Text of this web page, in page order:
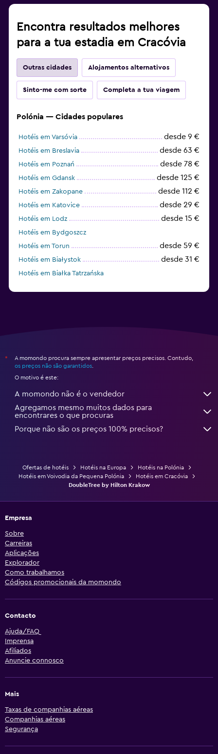
Encontra resultados melhores
para a tua estadia em Cracóvia
Outras cidades Alojamentos alternativos
Sinto-me com sorte Completa a tua viagem
Polónia — Cidades populares
Hotéis em Varsóvia desde 9 €
Hotéis em Breslavia desde 63 €
Hotéis em Poznań desde 78 €
Hotéis em Gdansk desde 125 €
Hotéis em Zakopane desde 112 €
Hotéis em Katovice desde 29 €
Hotéis em Lodz desde 15 €
Hotéis em Bydgoszcz
Hotéis em Torun
desde 59 €
Hotéis em Białystok desde 31 €
Hotéis em Białka Tatrzańska
*
A momondo procura sempre apresentar preços precisos. Contudo,
os preços não são garantidos
O motivo é este:
A momondo não é o vendedor
Agregamos mesmo muitos dados para
encontrares o que procuras
Porque não são os preços 100% precisos?
Ofertas de hotéis Hotéis na Europa
Hotéis na Polónia
Hotéis em Voivodia da Pequena Polónia
Hotéis em Cracóvia
DoubleTree by Hilton Krakow
Empresa
Sobre
Carreiras
Aplicações
Explorador
Como trabalhamos
Códigos promocionais da momondo
Contacto
Ajuda/FAQ
Imprensa
Afiliados
Anuncie connosco
Mais
Taxas de companhias aéreas
Companhias aéreas
Segurança